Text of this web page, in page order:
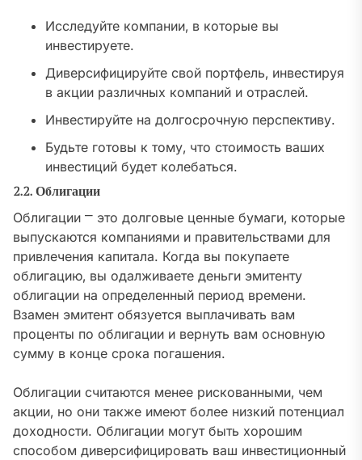
Исследуйте компании‚ в которые вы
инвестируете.
Диверсифицируйте свой портфель‚ инвестируя
в акции различных компаний и отраслей.
Инвестируйте на долгосрочную перспективу.
Будьте готовы к тому‚ что стоимость ваших
инвестиций будет колебаться.
2.2. Облигации
Облигации ⎻ это долговые ценные бумаги‚ которые
выпускаются компаниями и правительствами для
привлечения капитала. Когда вы покупаете
облигацию‚ вы одалживаете деньги эмитенту
облигации на определенный период времени.
Взамен эмитент обязуется выплачивать вам
проценты по облигации и вернуть вам основную
сумму в конце срока погашения.
Облигации считаются менее рискованными‚ чем
акции‚ но они также имеют более низкий потенциал
доходности. Облигации могут быть хорошим
способом диверсифицировать ваш инвестиционный